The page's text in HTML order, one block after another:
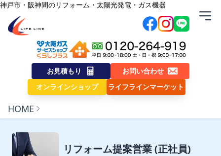
内容をスキップ
神戸市・阪神間のリフォーム・太陽光発電・ガス機器
株式会社ライフライン
お見積もり
お問い合わせ
オンラインショップ
ライフラインマーケット
HOME
リフォーム提案営業 (正社員)